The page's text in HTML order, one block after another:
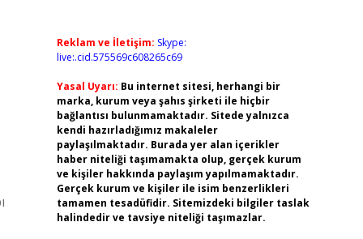
Reklam ve İletişim: Skype:
live:.cid.575569c608265c69
Yasal Uyarı: Bu internet sitesi, herhangi bir
marka, kurum veya şahıs şirketi ile hiçbir
bağlantısı bulunmamaktadır. Sitede yalnızca
kendi hazırladığımız makaleler
paylaşılmaktadır. Burada yer alan içerikler
haber niteliği taşımamakta olup, gerçek kurum
ve kişiler hakkında paylaşım yapılmamaktadır.
Gerçek kurum ve kişiler ile isim benzerlikleri
tamamen tesadüfidir. Sitemizdeki bilgiler taslak
halindedir ve tavsiye niteliği taşımazlar.